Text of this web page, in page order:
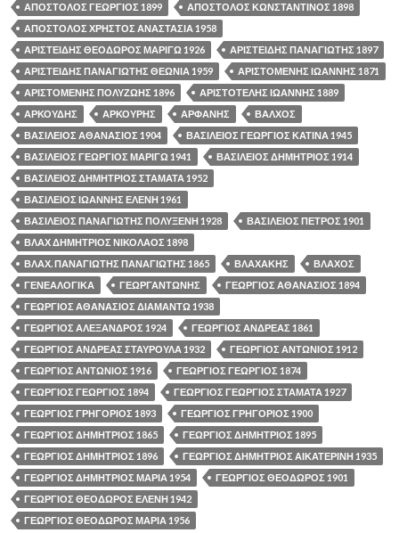
ΑΠΟΣΤΟΛΟΣ ΓΕΩΡΓΙΟΣ 1899
ΑΠΟΣΤΟΛΟΣ ΚΩΝΣΤΑΝΤΙΝΟΣ 1898
ΑΠΟΣΤΟΛΟΣ ΧΡΗΣΤΟΣ ΑΝΑΣΤΑΣΙΑ 1958
ΑΡΙΣΤΕΙΔΗΣ ΘΕΟΔΩΡΟΣ ΜΑΡΙΓΩ 1926
ΑΡΙΣΤΕΙΔΗΣ ΠΑΝΑΓΙΩΤΗΣ 1897
ΑΡΙΣΤΕΙΔΗΣ ΠΑΝΑΓΙΩΤΗΣ ΘΕΩΝΙΑ 1959
ΑΡΙΣΤΟΜΕΝΗΣ ΙΩΑΝΝΗΣ 1871
ΑΡΙΣΤΟΜΕΝΗΣ ΠΟΛΥΖΩΗΣ 1896
ΑΡΙΣΤΟΤΕΛΗΣ ΙΩΑΝΝΗΣ 1889
ΑΡΚΟΥΔΗΣ
ΑΡΚΟΥΡΗΣ ΑΡΦΑΝΗΣ
ΒΑΛΧΟΣ
ΒΑΣΙΛΕΙΟΣ ΑΘΑΝΑΣΙΟΣ 1904
ΒΑΣΙΛΕΙΟΣ ΓΕΩΡΓΙΟΣ ΚΑΤΙΝΑ 1945
ΒΑΣΙΛΕΙΟΣ ΓΕΩΡΓΙΟΣ ΜΑΡΙΓΩ 1941
ΒΑΣΙΛΕΙΟΣ ΔΗΜΗΤΡΙΟΣ 1914
ΒΑΣΙΛΕΙΟΣ ΔΗΜΗΤΡΙΟΣ ΣΤΑΜΑΤΑ 1952
ΒΑΣΙΛΕΙΟΣ ΙΩΑΝΝΗΣ ΕΛΕΝΗ 1961
ΒΑΣΙΛΕΙΟΣ ΠΑΝΑΓΙΩΤΗΣ ΠΟΛΥΞΕΝΗ 1928
ΒΑΣΙΛΕΙΟΣ ΠΕΤΡΟΣ 1901
ΒΛΑΧ ΔΗΜΗΤΡΙΟΣ ΝΙΚΟΛΑΟΣ 1898
ΒΛΑΧ. ΠΑΝΑΓΙΩΤΗΣ ΠΑΝΑΓΙΩΤΗΣ 1865
ΒΛΑΧΑΚΗΣ
ΒΛΑΧΟΣ
ΓΕΝΕΑΛΟΓΙΚΑ
ΓΕΩΡΓΑΝΤΩΝΗΣ
ΓΕΩΡΓΙΟΣ ΑΘΑΝΑΣΙΟΣ 1894
ΓΕΩΡΓΙΟΣ ΑΘΑΝΑΣΙΟΣ ΔΙΑΜΑΝΤΩ 1938
ΓΕΩΡΓΙΟΣ ΑΛΕΞΑΝΔΡΟΣ 1924
ΓΕΩΡΓΙΟΣ ΑΝΔΡΕΑΣ 1861
ΓΕΩΡΓΙΟΣ ΑΝΔΡΕΑΣ ΣΤΑΥΡΟΥΛΑ 1932
ΓΕΩΡΓΙΟΣ ΑΝΤΩΝΙΟΣ 1912
ΓΕΩΡΓΙΟΣ ΑΝΤΩΝΙΟΣ 1916
ΓΕΩΡΓΙΟΣ ΓΕΩΡΓΙΟΣ 1874
ΓΕΩΡΓΙΟΣ ΓΕΩΡΓΙΟΣ 1894
ΓΕΩΡΓΙΟΣ ΓΕΩΡΓΙΟΣ ΣΤΑΜΑΤΑ 1927
ΓΕΩΡΓΙΟΣ ΓΡΗΓΟΡΙΟΣ 1893
ΓΕΩΡΓΙΟΣ ΓΡΗΓΟΡΙΟΣ 1900
ΓΕΩΡΓΙΟΣ ΔΗΜΗΤΡΙΟΣ 1865
ΓΕΩΡΓΙΟΣ ΔΗΜΗΤΡΙΟΣ 1895
ΓΕΩΡΓΙΟΣ ΔΗΜΗΤΡΙΟΣ 1896
ΓΕΩΡΓΙΟΣ ΔΗΜΗΤΡΙΟΣ ΑΙΚΑΤΕΡΙΝΗ 1935
ΓΕΩΡΓΙΟΣ ΔΗΜΗΤΡΙΟΣ ΜΑΡΙΑ 1954
ΓΕΩΡΓΙΟΣ ΘΕΟΔΩΡΟΣ 1901
ΓΕΩΡΓΙΟΣ ΘΕΟΔΩΡΟΣ ΕΛΕΝΗ 1942
ΓΕΩΡΓΙΟΣ ΘΕΟΔΩΡΟΣ ΜΑΡΙΑ 1956